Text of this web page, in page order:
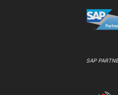
SAP